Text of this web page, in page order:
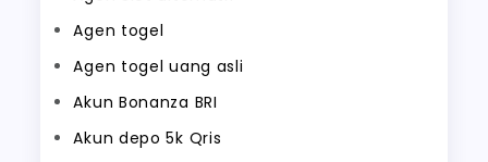
Agen togel
Agen togel uang asli
Akun Bonanza BRI
Akun depo 5k Qris